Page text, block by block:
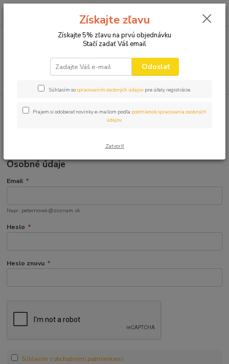
0,00 EUR
Registrácia
Osobné údaje
Email *
Napr. peternovak@zoznam.sk
Heslo *
Heslo znovu *
Súhlasím s obchodnými podmienkami
Získajte zľavu
Získajte 5% zľavu na prvú objednávku
Stačí zadať Váš email
Odoslať
Súhlasím sospracovaním osobných údajov pre účely registrácie.
Prajem si odoberať novinky e-mailom podľa podmienok spracovania osobných
údajov.
Zatvoriť